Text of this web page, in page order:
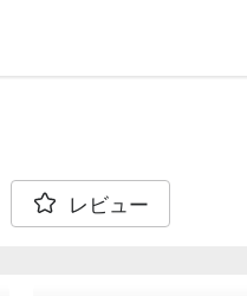
レビュー